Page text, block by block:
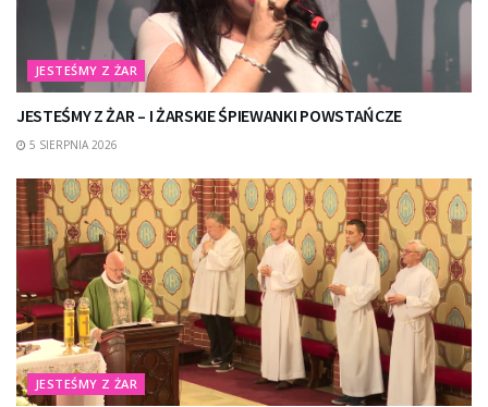
JESTEŚMY Z ŻAR
JESTEŚMY Z ŻAR – I ŻARSKIE ŚPIEWANKI POWSTAŃCZE
5 SIERPNIA 2026
JESTEŚMY Z ŻAR